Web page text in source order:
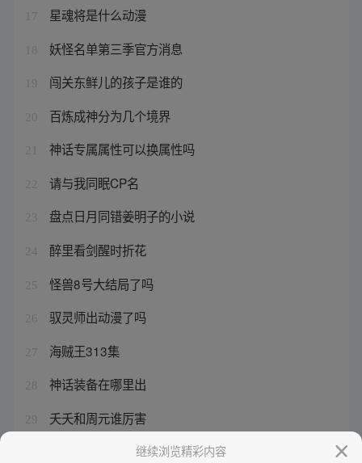
17 星魂将是什么动漫
18 妖怪名单第三季官方消息
19 闯关东鲜儿的孩子是谁的
20 百炼成神分为几个境界
21 神话专属属性可以换属性吗
22 请与我同眠CP名
23 盘点日月同错姜明子的小说
24 醉里看剑醒时折花
25 怪兽8号大结局了吗
26 驭灵师出动漫了吗
27 海贼王313集
28 神话装备在哪里出
29 夭夭和周元谁厉害
罗征几个老婆的结局继续浏览精彩内容